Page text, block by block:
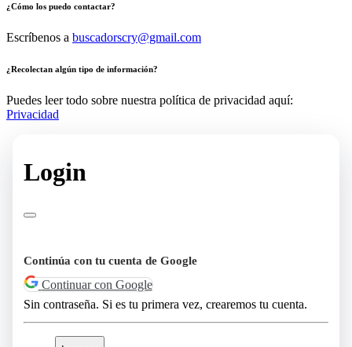
¿Cómo los puedo contactar?
Escríbenos a buscadorscry@gmail.com
¿Recolectan algún tipo de información?
Puedes leer todo sobre nuestra política de privacidad aquí:
Privacidad
Login
Continúa con tu cuenta de Google
Continuar con Google
Sin contraseña. Si es tu primera vez, crearemos tu cuenta.